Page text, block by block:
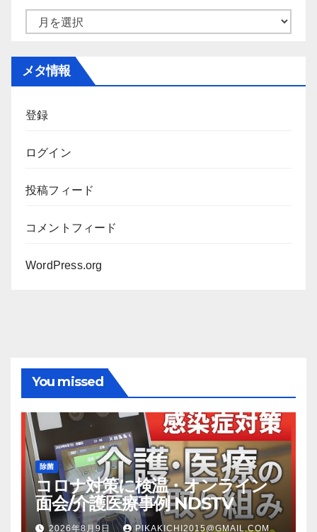
ー
メタ情報
登録
ログイン
投稿フィード
コメントフィード
WordPress.org
You missed
除菌
コロナ対策に検温・オンライン
面会/介護医療事例 NDSTV
2026年8月9日 PIKAKICHI2015@GMAIL.COM